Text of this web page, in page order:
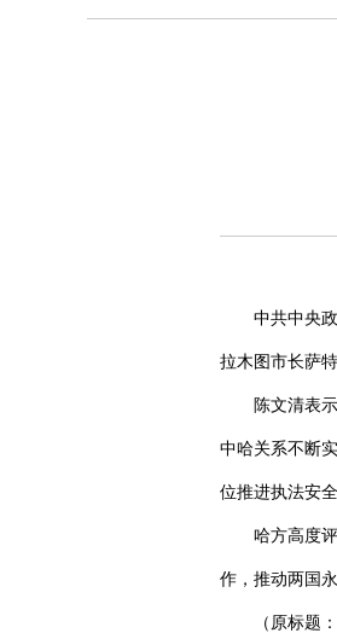
中共中央
拉木图市长萨
陈文清表
中哈关系不断
位推进执法安
哈方高度
作，推动两国
（原标题